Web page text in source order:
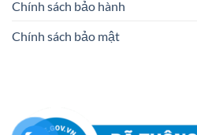
Chính sách bảo hành
Chính sách bảo mật